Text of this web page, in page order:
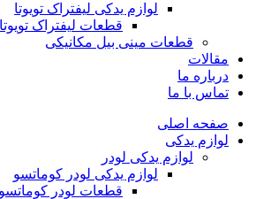
لوازم یدکی لیفتراک تویوتا
قطعات لیفتراک تویوتا
قطعات مینی بیل مکانیکی
ما
با ما
اصلی
یدکی
لوازم یدکی لودر
لوازم یدکی لودر کوماتسو
قطعات لودر کوماتسو